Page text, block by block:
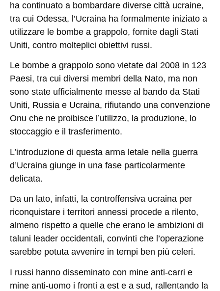
ha continuato a bombardare diverse città ucraine,
tra cui Odessa, l’Ucraina ha formalmente iniziato a
utilizzare le bombe a grappolo, fornite dagli Stati
Uniti, contro molteplici obiettivi russi.
Le bombe a grappolo sono vietate dal 2008 in 123
Paesi, tra cui diversi membri della Nato, ma non
sono state ufficialmente messe al bando da Stati
Uniti, Russia e Ucraina, rifiutando una convenzione
Onu che ne proibisce l’utilizzo, la produzione, lo
stoccaggio e il trasferimento.
L’introduzione di questa arma letale nella guerra
d’Ucraina giunge in una fase particolarmente
delicata.
Da un lato, infatti, la controffensiva ucraina per
riconquistare i territori annessi procede a rilento,
almeno rispetto a quelle che erano le ambizioni di
taluni leader occidentali, convinti che l’operazione
sarebbe potuta avvenire in tempi ben più celeri.
I russi hanno disseminato con mine anti-carri e
mine anti-uomo i fronti a est e a sud, rallentando la